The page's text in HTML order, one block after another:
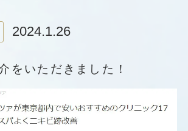
2024.1.26
をいただきました！